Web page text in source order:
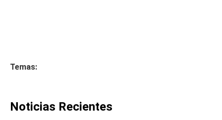
Temas:
Noticias Recientes